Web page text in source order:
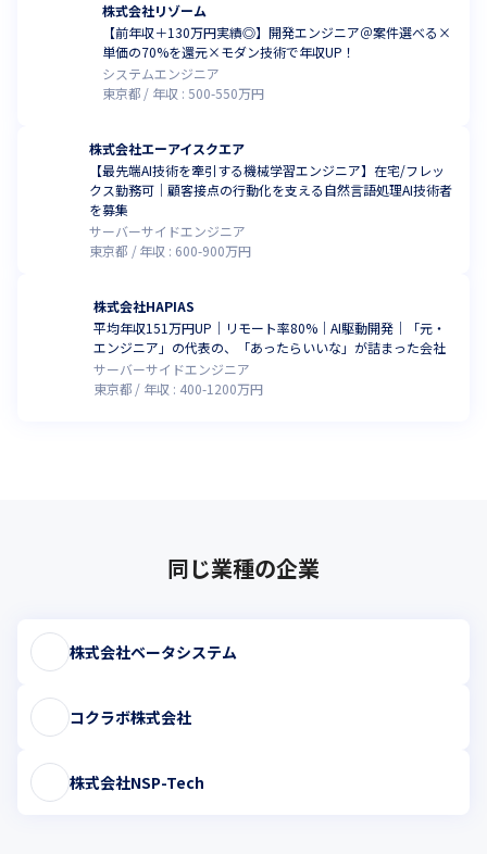
株式会社リゾーム
【前年収＋130万円実績◎】開発エンジニア＠案件選べる×
単価の70%を還元×モダン技術で年収UP！
システムエンジニア
東京都
年収 : 500-550万円
株式会社エーアイスクエア
【最先端AI技術を牽引する機械学習エンジニア】在宅/フレッ
クス勤務可｜顧客接点の行動化を支える自然言語処理AI技術者
を募集
サーバーサイドエンジニア
東京都
年収 : 600-900万円
株式会社HAPIAS
平均年収151万円UP｜リモート率80%｜AI駆動開発｜「元・
エンジニア」の代表の、「あったらいいな」が詰まった会社
サーバーサイドエンジニア
東京都
年収 : 400-1200万円
同じ業種の企業
株式会社ベータシステム
コクラボ株式会社
株式会社NSP-Tech